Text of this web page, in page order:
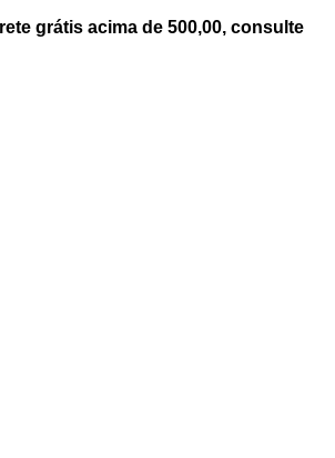
grátis acima de 500,00, consulte